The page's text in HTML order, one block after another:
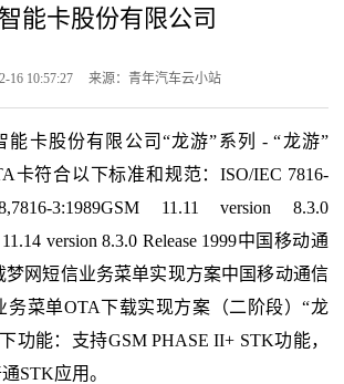
能卡股份有限公司
16 10:57:27 来源：青年汽车云小站
能卡股份有限公司“龙游”系列 - “龙游”
卡符合以下标准和规范：ISO/IEC 7816-
3:1989GSM 11.11 version 8.3.0
version 8.3.0 Release 1999中国移动通
梦网短信业务菜单实现方案中国移动通信
务菜单OTA下载实现方案（二阶段）“龙
功能：支持GSM PHASE II+ STK功能，
STK应用。